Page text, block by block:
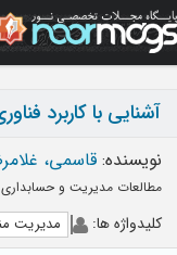
آشنایی با کاربرد
نویسنده:قاسمی،
مطالعات مدیریت و حسابداری تابستان 1402،
کلیدواژه ها: مدیریت